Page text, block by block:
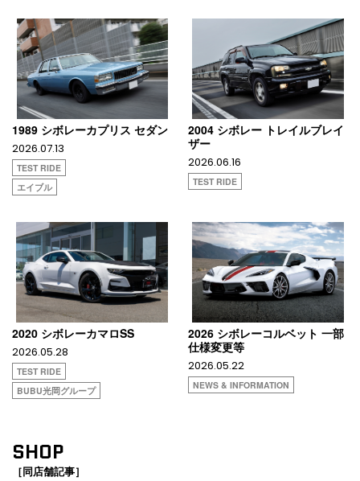
1989 シボレーカプリス セダン
2026.07.13
TEST RIDE
エイブル
2004 シボレー トレイルブレイ
ザー
2026.06.16
TEST RIDE
2020 シボレーカマロSS
2026.05.28
TEST RIDE
BUBU光岡グループ
2026 シボレーコルベット 一部
仕様変更等
2026.05.22
NEWS & INFORMATION
SHOP
［同店舗記事］